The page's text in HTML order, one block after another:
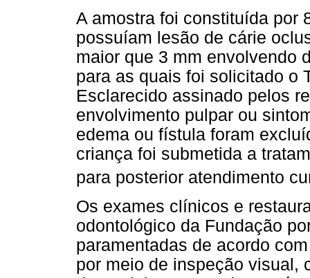
A amostra foi constituída por
possuíam lesão de cárie
maior que 3 mm envolvendo
para as quais foi solicitado o
Esclarecido assinado pelos
envolvimento pulpar ou
edema ou fístula foram
criança foi submetida a
para posterior atendimento
Os exames clínicos e
odontológico da Fundação
paramentadas de acordo
por meio de inspeção visual,